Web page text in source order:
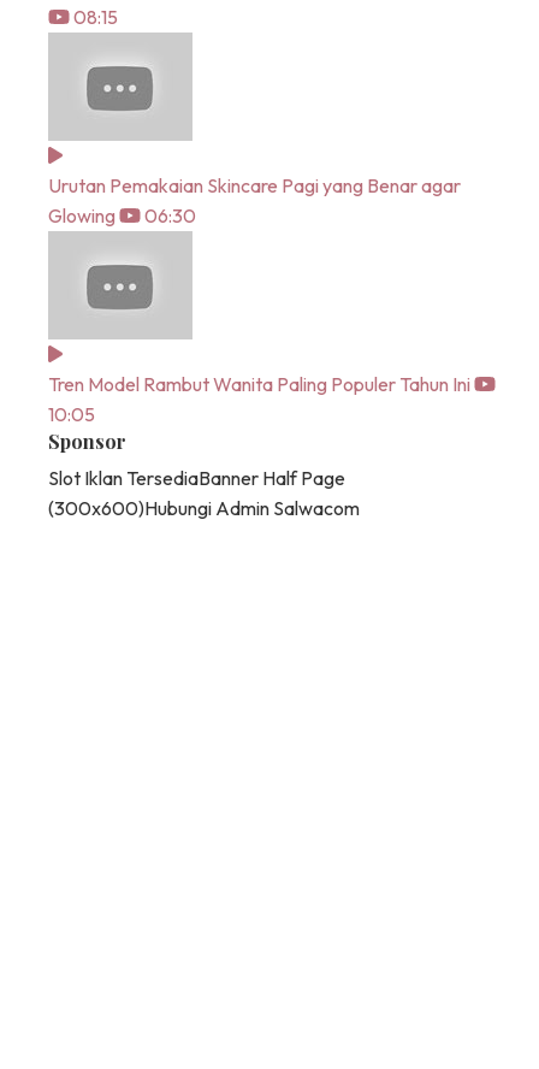
08:15
Urutan Pemakaian Skincare Pagi yang Benar agar
Glowing
06:30
Tren Model Rambut Wanita Paling Populer Tahun Ini
10:05
Sponsor
Slot Iklan TersediaBanner Half Page
(300x600)Hubungi Admin Salwacom